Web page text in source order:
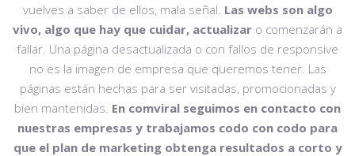
vuelves a saber de ellos, mala señal. Las webs son algo
vivo, algo que hay que cuidar, actualizar o comenzarán a
fallar. Una página desactualizada o con fallos de responsive
no es la imagen de empresa que queremos tener. Las
páginas están hechas para ser visitadas, promocionadas y
bien mantenidas. En comviral seguimos en contacto con
nuestras empresas y trabajamos codo con codo para
que el plan de marketing obtenga resultados a corto y